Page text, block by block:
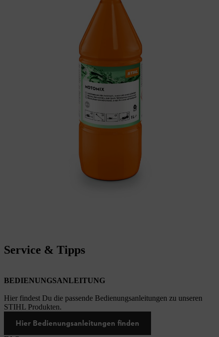
Service & Tipps
BEDIENUNGSANLEITUNG
Hier findest Du die passende Bedienungsanleitungen zu unseren
STIHL Produkten.
Hier Bedienungsanleitungen finden